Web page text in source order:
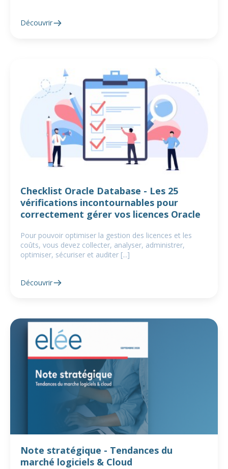
Découvrir
Checklist Oracle Database - Les 25
vérifications incontournables pour
correctement gérer vos licences Oracle
Pour pouvoir optimiser la gestion des licences et les
coûts, vous devez collecter, analyser, administrer,
optimiser, sécuriser et auditer [...]
Découvrir
Note stratégique - Tendances du
marché logiciels & Cloud